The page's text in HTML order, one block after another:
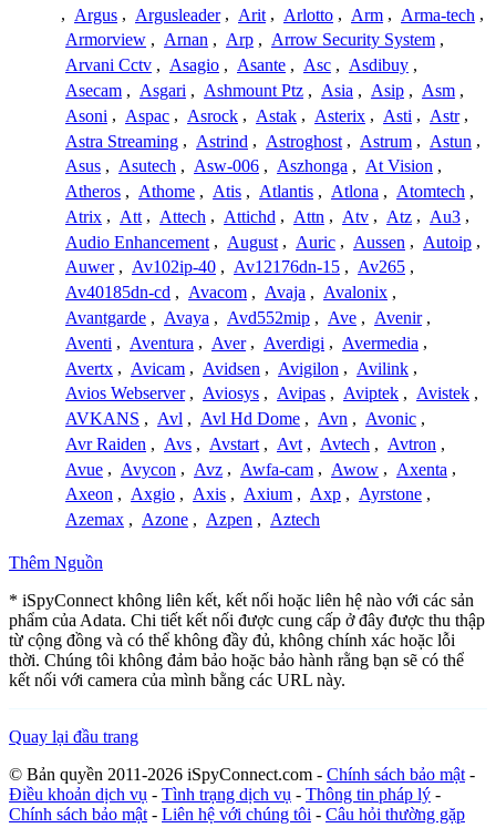
, Argus , Argusleader , Arit , Arlotto , Arm , Arma-tech ,
Armorview , Arnan , Arp , Arrow Security System ,
Arvani Cctv , Asagio , Asante , Asc , Asdibuy ,
Asecam , Asgari , Ashmount Ptz , Asia , Asip , Asm ,
Asoni , Aspac , Asrock , Astak , Asterix , Asti , Astr ,
Astra Streaming , Astrind , Astroghost , Astrum , Astun ,
Asus , Asutech , Asw-006 , Aszhonga , At Vision ,
Atheros , Athome , Atis , Atlantis , Atlona , Atomtech ,
Atrix , Att , Attech , Attichd , Attn , Atv , Atz , Au3 ,
Audio Enhancement , August , Auric , Aussen , Autoip ,
Auwer , Av102ip-40 , Av12176dn-15 , Av265 ,
Av40185dn-cd , Avacom , Avaja , Avalonix ,
Avantgarde , Avaya , Avd552mip , Ave , Avenir ,
Aventi , Aventura , Aver , Averdigi , Avermedia ,
Avertx , Avicam , Avidsen , Avigilon , Avilink ,
Avios Webserver , Aviosys , Avipas , Aviptek , Avistek ,
AVKANS , Avl , Avl Hd Dome , Avn , Avonic ,
Avr Raiden , Avs , Avstart , Avt , Avtech , Avtron ,
Avue , Avycon , Avz , Awfa-cam , Awow , Axenta ,
Axeon , Axgio , Axis , Axium , Axp , Ayrstone ,
Azemax , Azone , Azpen , Aztech
Thêm Nguồn
* iSpyConnect không liên kết, kết nối hoặc liên hệ nào với các sản
phẩm của Adata. Chi tiết kết nối được cung cấp ở đây được thu thập
từ cộng đồng và có thể không đầy đủ, không chính xác hoặc lỗi
thời. Chúng tôi không đảm bảo hoặc bảo hành rằng bạn sẽ có thể
kết nối với camera của mình bằng các URL này.
Quay lại đầu trang
© Bản quyền 2011-2026 iSpyConnect.com - Chính sách bảo mật -
Điều khoản dịch vụ - Tình trạng dịch vụ - Thông tin pháp lý -
Chính sách bảo mật - Liên hệ với chúng tôi - Câu hỏi thường gặp